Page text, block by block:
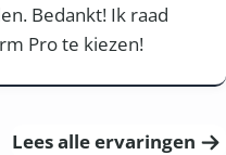
Bedankt! Ik raad
Pro te kiezen!
Lees alle ervaringen